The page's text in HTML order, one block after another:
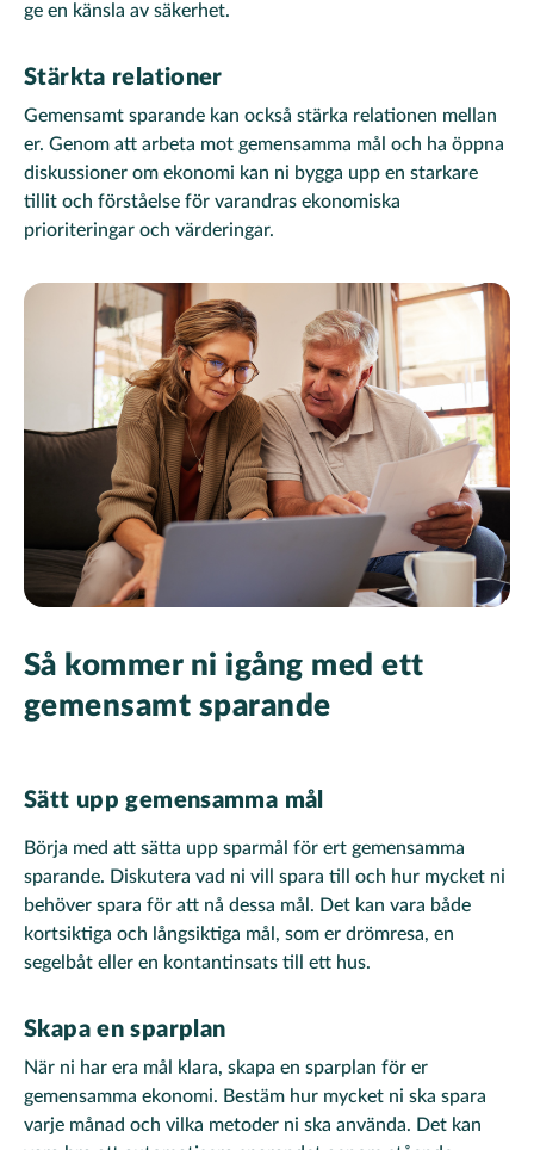
ge en känsla av säkerhet.
Stärkta relationer
Gemensamt sparande kan också stärka relationen mellan
er. Genom att arbeta mot gemensamma mål och ha öppna
diskussioner om ekonomi kan ni bygga upp en starkare
tillit och förståelse för varandras ekonomiska
prioriteringar och värderingar.
Så kommer ni igång med ett
gemensamt sparande
Sätt upp gemensamma mål
Börja med att sätta upp sparmål för ert gemensamma
sparande. Diskutera vad ni vill spara till och hur mycket ni
behöver spara för att nå dessa mål. Det kan vara både
kortsiktiga och långsiktiga mål, som er drömresa, en
segelbåt eller en kontantinsats till ett hus.
Skapa en sparplan
När ni har era mål klara, skapa en sparplan för er
gemensamma ekonomi. Bestäm hur mycket ni ska spara
varje månad och vilka metoder ni ska använda. Det kan